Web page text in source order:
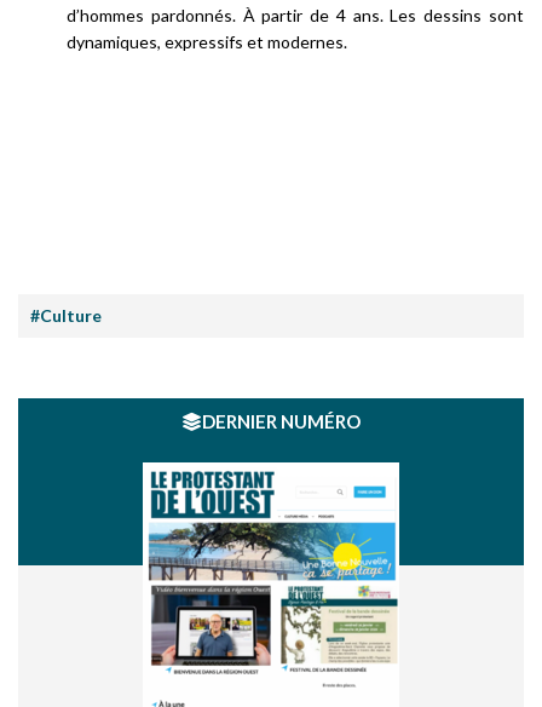
d’hommes pardonnés. À partir de 4 ans. Les dessins sont
dynamiques, expressifs et modernes.
#Culture
DERNIER NUMÉRO